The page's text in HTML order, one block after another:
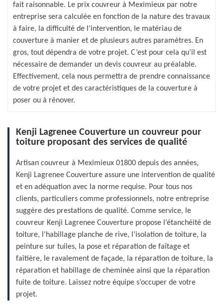
fait raisonnable. Le prix couvreur à Meximieux par notre
entreprise sera calculée en fonction de la nature des travaux
à faire, la difficulté de l’intervention, le matériau de
couverture à manier et de plusieurs autres paramètres. En
gros, tout dépendra de votre projet. C’est pour cela qu’il est
nécessaire de demander un devis couvreur au préalable.
Effectivement, cela nous permettra de prendre connaissance
de votre projet et des caractéristiques de la couverture à
poser ou à rénover.
Kenji Lagrenee Couverture un couvreur pour
toiture proposant des services de qualité
Artisan couvreur à Meximieux 01800 depuis des années,
Kenji Lagrenee Couverture assure une intervention de qualité
et en adéquation avec la norme requise. Pour tous nos
clients, particuliers comme professionnels, notre entreprise
suggère des prestations de qualité. Comme service, le
couvreur Kenji Lagrenee Couverture propose l’étanchéité de
toiture, l’habillage planche de rive, l’isolation de toiture, la
peinture sur tuiles, la pose et réparation de faîtage et
faîtière, le ravalement de façade, la réparation de toiture, la
réparation et habillage de cheminée ainsi que la réparation
fuite de toiture. Laissez notre équipe s’occuper de votre
projet.